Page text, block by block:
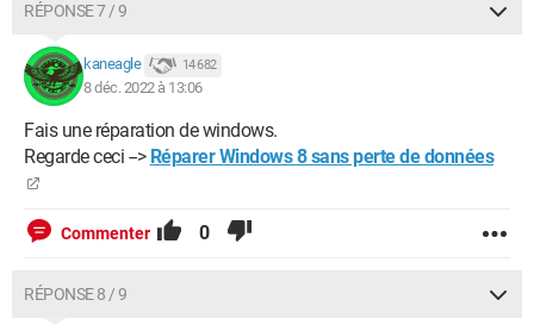
RÉPONSE 7 / 9
kaneagle 14 682
8 déc. 2022 à 13:06
Fais une réparation de windows.
Regarde ceci --> Réparer Windows 8 sans perte de données
Commenter 0
RÉPONSE 8 / 9